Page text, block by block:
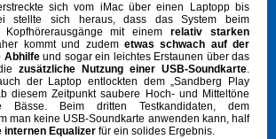
sich vom iMac über einen Laptopp bis
stellte sich heraus, dass das System beim
mit einemrelativ starken
kommt und zudem etwas schwach auf der
Abhilfeund sogar ein leichtes Erstaunen über das
zusätzliche Nutzung einer USB-Soundkarte.
der Laptop entlockten dem „Sandberg Play
diesem Zeitpunkt saubere Hoch- und Mitteltöne
Bässe. Beim dritten Testkandidaten, dem
man keine USB-Soundkarte anwenden kann, half
internen Equalizer für ein solides Ergebnis.